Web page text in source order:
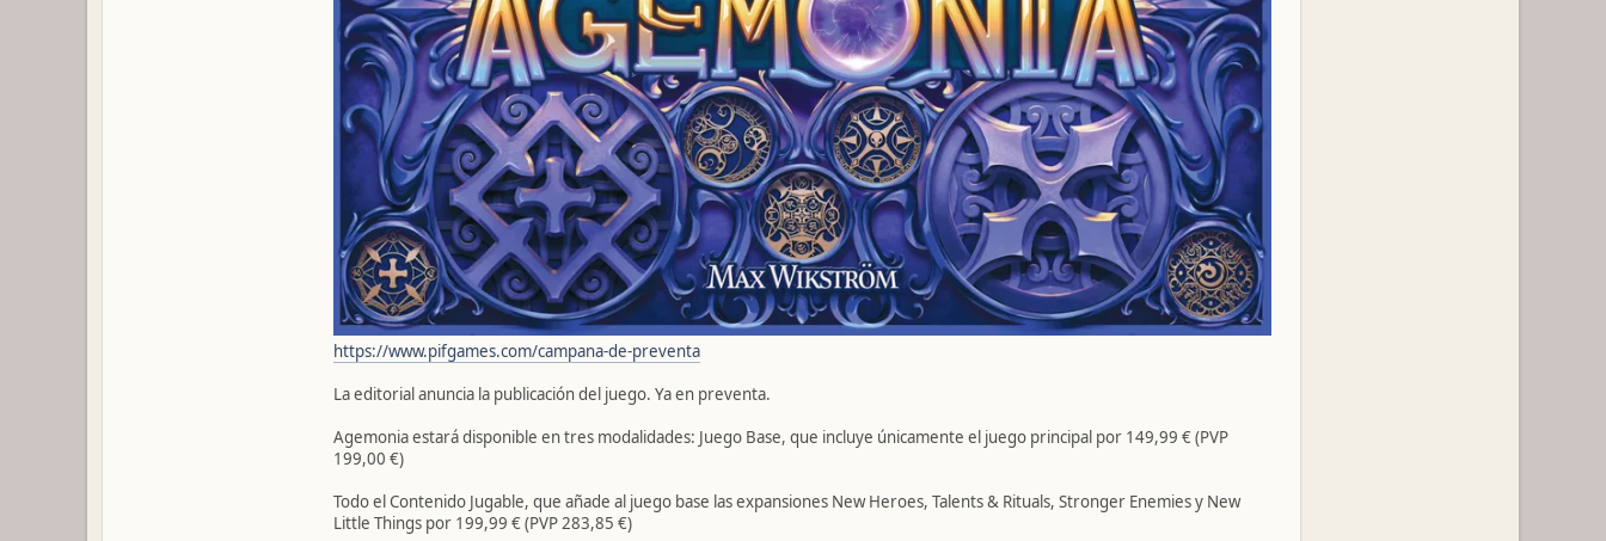
https://www.pifgames.com/campana-de-preventa
La editorial anuncia la publicación del juego. Ya en preventa.
Agemonia estará disponible en tres modalidades: Juego Base, que incluye únicamente el juego principal por 149,99 € (PVP
199,00 €)
Todo el Contenido Jugable, que añade al juego base las expansiones New Heroes, Talents & Rituals, Stronger Enemies y New
Little Things por 199,99 € (PVP 283,85 €)